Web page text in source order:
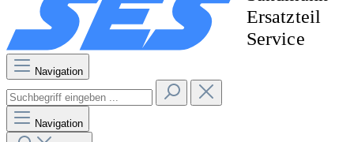
Navigation
Navigation